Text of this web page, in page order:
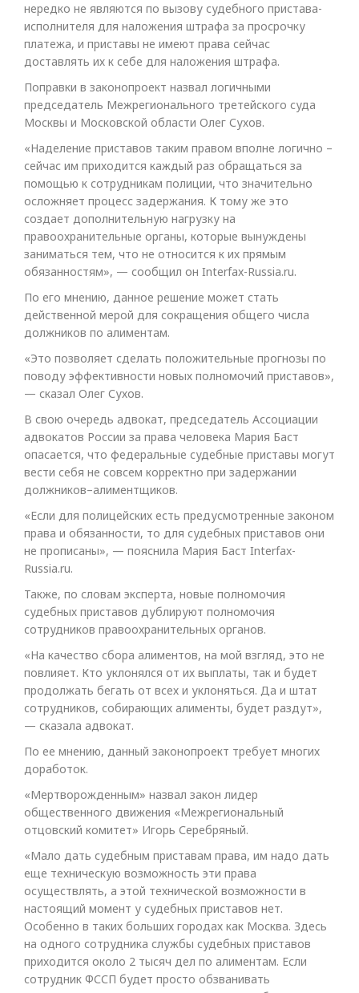
нередко не являются по вызову судебного пристава-
исполнителя для наложения штрафа за просрочку
платежа, и приставы не имеют права сейчас
доставлять их к себе для наложения штрафа.
Поправки в законопроект назвал логичными
председатель Межрегионального третейского суда
Москвы и Московской области Олег Сухов.
«Наделение приставов таким правом вполне логично –
сейчас им приходится каждый раз обращаться за
помощью к сотрудникам полиции, что значительно
осложняет процесс задержания. К тому же это
создает дополнительную нагрузку на
правоохранительные органы, которые вынуждены
заниматься тем, что не относится к их прямым
обязанностям», — сообщил он Interfax-Russia.ru.
По его мнению, данное решение может стать
действенной мерой для сокращения общего числа
должников по алиментам.
«Это позволяет сделать положительные прогнозы по
поводу эффективности новых полномочий приставов»,
— сказал Олег Сухов.
В свою очередь адвокат, председатель Ассоциации
адвокатов России за права человека Мария Баст
опасается, что федеральные судебные приставы могут
вести себя не совсем корректно при задержании
должников–алиментщиков.
«Если для полицейских есть предусмотренные законом
права и обязанности, то для судебных приставов они
не прописаны», — пояснила Мария Баст Interfax-
Russia.ru.
Также, по словам эксперта, новые полномочия
судебных приставов дублируют полномочия
сотрудников правоохранительных органов.
«На качество сбора алиментов, на мой взгляд, это не
повлияет. Кто уклонялся от их выплаты, так и будет
продолжать бегать от всех и уклоняться. Да и штат
сотрудников, собирающих алименты, будет раздут»,
— сказала адвокат.
По ее мнению, данный законопроект требует многих
доработок.
«Мертворожденным» назвал закон лидер
общественного движения «Межрегиональный
отцовский комитет» Игорь Серебряный.
«Мало дать судебным приставам права, им надо дать
еще техническую возможность эти права
осуществлять, а этой технической возможности в
настоящий момент у судебных приставов нет.
Особенно в таких больших городах как Москва. Здесь
на одного сотрудника службы судебных приставов
приходится около 2 тысяч дел по алиментам. Если
сотрудник ФССП будет просто обзванивать